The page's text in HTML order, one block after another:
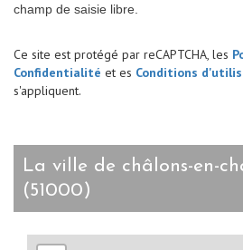
champ de saisie libre.
Ce site est protégé par reCAPTCHA, les
Confidentialité et es Conditions
s'appliquent.
la ville de châlons-en-champagne
(51000)